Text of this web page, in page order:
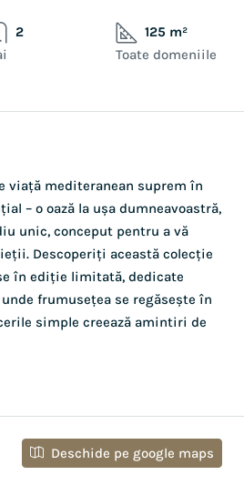
2
125 m²
Toate domeniile
viață mediteranean suprem în
– o oază la ușa dumneavoastră,
unic, conceput pentru a vă
Descoperiți această colecție
în ediție limitată, dedicate
frumusețea se regăsește în
simple creează amintiri de
Deschide pe google maps